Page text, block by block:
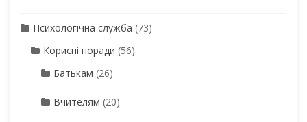
Психологічна служба (73)
Корисні поради (56)
Батькам (26)
Вчителям (20)